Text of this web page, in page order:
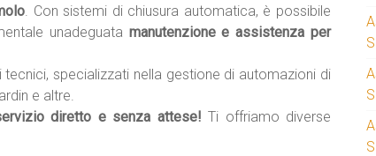
. Con sistemi di chiusura automatica, è possibile
unadeguata manutenzione e assistenza per
specializzati nella gestione di automazioni di
e altre.
diretto e senza attese! Ti offriamo diverse